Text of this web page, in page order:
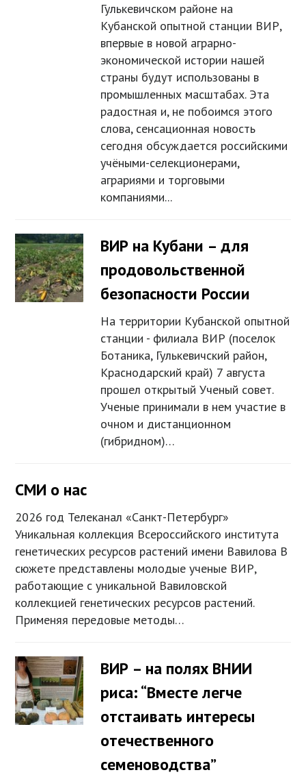
Гулькевичском районе на
Кубанской опытной станции ВИР,
впервые в новой аграрно-
экономической истории нашей
страны будут использованы в
промышленных масштабах. Эта
радостная и, не побоимся этого
слова, сенсационная новость
сегодня обсуждается российскими
учёными-селекционерами,
аграриями и торговыми
компаниями...
ВИР на Кубани – для
продовольственной
безопасности России
На территории Кубанской опытной
станции - филиала ВИР (поселок
Ботаника, Гулькевичский район,
Краснодарский край) 7 августа
прошел открытый Ученый совет.
Ученые принимали в нем участие в
очном и дистанционном
(гибридном)…
СМИ о нас
2026 год Телеканал «Санкт-Петербург»
Уникальная коллекция Всероссийского института
генетических ресурсов растений имени Вавилова В
сюжете представлены молодые ученые ВИР,
работающие с уникальной Вавиловской
коллекцией генетических ресурсов растений.
Применяя передовые методы…
ВИР – на полях ВНИИ
риса: “Вместе легче
отстаивать интересы
отечественного
семеноводства”